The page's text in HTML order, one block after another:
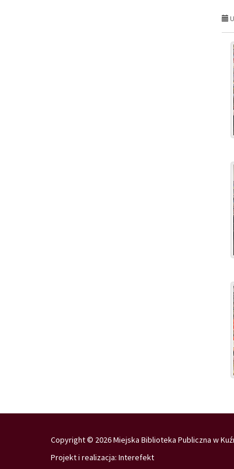
Copyright © 2026 Miejska Biblioteka Publiczna w
Projekt i realizacja: Interefekt